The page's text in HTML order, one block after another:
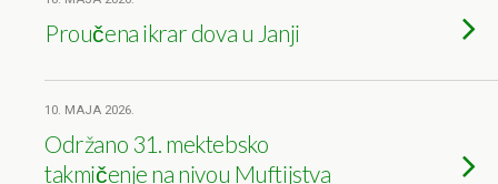
Proučena ikrar dova u Janji
10. MAJA 2026.
Održano 31. mektebsko
takmičenje na nivou Muftijstva